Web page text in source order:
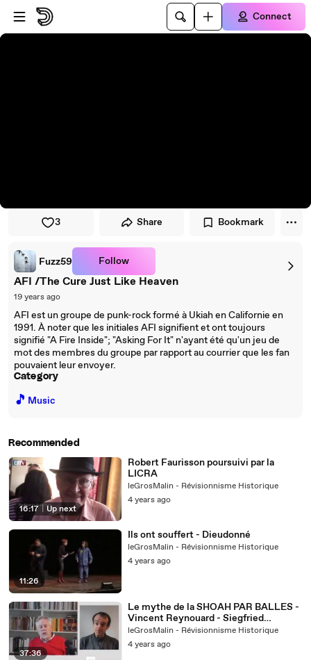
Skip to player
Skip to main content
Connect
3 Share Bookmark
Fuzz59 Follow
AFI /The Cure Just Like Heaven
19 years ago
AFI est un groupe de punk-rock formé à Ukiah en Californie en
1991. À noter que les initiales AFI signifient et ont toujours
signifié "A Fire Inside"; "Asking For It" n'ayant été qu'un jeu de
mot des membres du groupe par rapport au courrier que les fan
pouvaient leur envoyer.
Category
🎵 Music
Recommended
16:17 Up next
Robert Faurisson poursuivi par la
LICRA
leGrosMalin - Révisionnisme Historique
4 years ago
11:26
Ils ont souffert - Dieudonné
leGrosMalin - Révisionnisme Historique
4 years ago
37:36
Le mythe de la SHOAH PAR BALLES -
Vincent Reynouard - Siegfried
Verbeke
leGrosMalin - Révisionnisme Historique
4 years ago